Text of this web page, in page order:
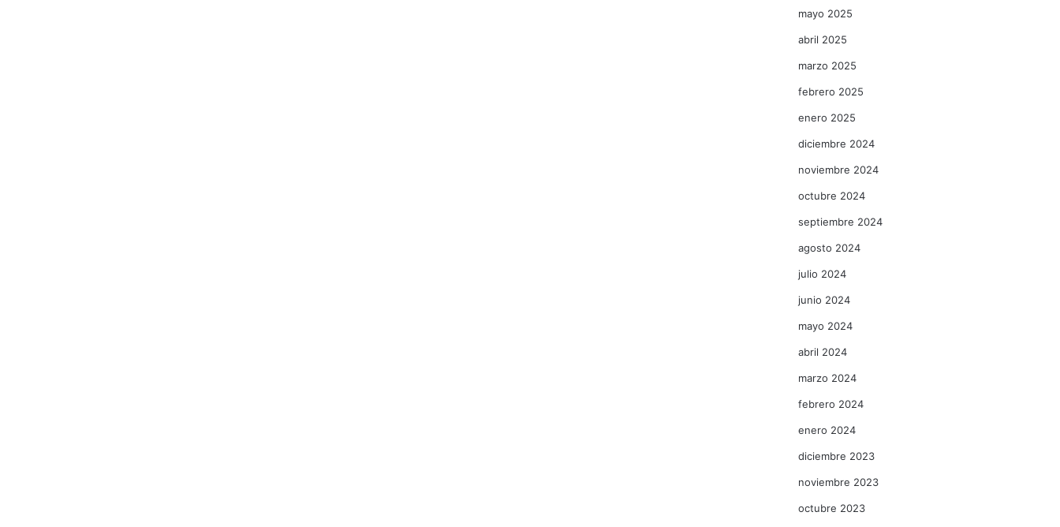
mayo 2025
abril 2025
marzo 2025
febrero 2025
enero 2025
diciembre 2024
noviembre 2024
octubre 2024
septiembre 2024
agosto 2024
julio 2024
junio 2024
mayo 2024
abril 2024
marzo 2024
febrero 2024
enero 2024
diciembre 2023
noviembre 2023
octubre 2023